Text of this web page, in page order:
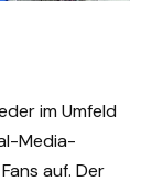
im Umfeld
Media-
auf. Der